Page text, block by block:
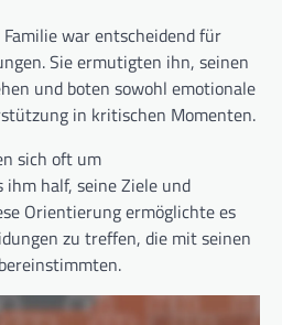
war entscheidend für
Sie ermutigten ihn, seinen
und boten sowohl emotionale
in kritischen Momenten.
sich oft um
half, seine Ziele und
Orientierung ermöglichte es
zu treffen, die mit seinen